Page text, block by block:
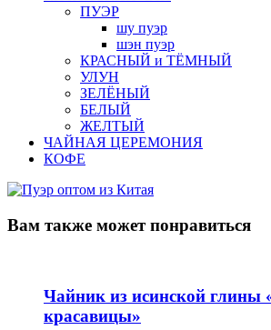
ПУЭР
шу пуэр
шэн пуэр
КРАСНЫЙ и ТЁМНЫЙ
УЛУН
ЗЕЛЁНЫЙ
БЕЛЫЙ
ЖЕЛТЫЙ
ЧАЙНАЯ ЦЕРЕМОНИЯ
КОФЕ
Вам также может понравиться
Чайник из исинской глины
красавицы»